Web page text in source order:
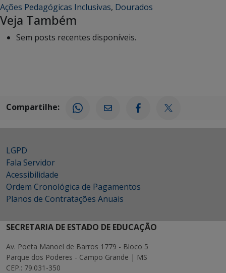
Ações Pedagógicas Inclusivas, Dourados
Veja Também
Sem posts recentes disponíveis.
Compartilhe:
LGPD
Fala Servidor
Acessibilidade
Ordem Cronológica de Pagamentos
Planos de Contratações Anuais
SECRETARIA DE ESTADO DE EDUCAÇÃO
Av. Poeta Manoel de Barros 1779 - Bloco 5
Parque dos Poderes - Campo Grande | MS
CEP.: 79.031-350